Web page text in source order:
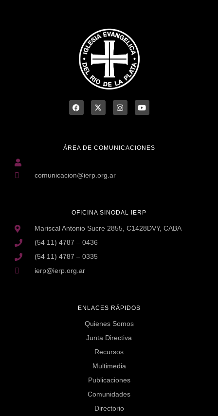
ENLACES RÁPIDOS
Quienes Somos
Junta Directiva
Recursos
Multimedia
Publicaciones
Comunidades
Directorio
OFICINA SINODAL IERP
Mariscal Antonio Sucre 2855, C1428DVY, CABA
(54 11) 4787 – 0436
(54 11) 4787 – 0335
ierp@ierp.org.ar
ÁREA DE COMUNICACIONES
comunicacion@ierp.org.ar